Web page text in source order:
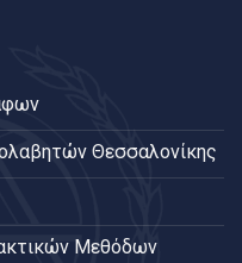
Θεσσαλονίκης
Μεθόδων